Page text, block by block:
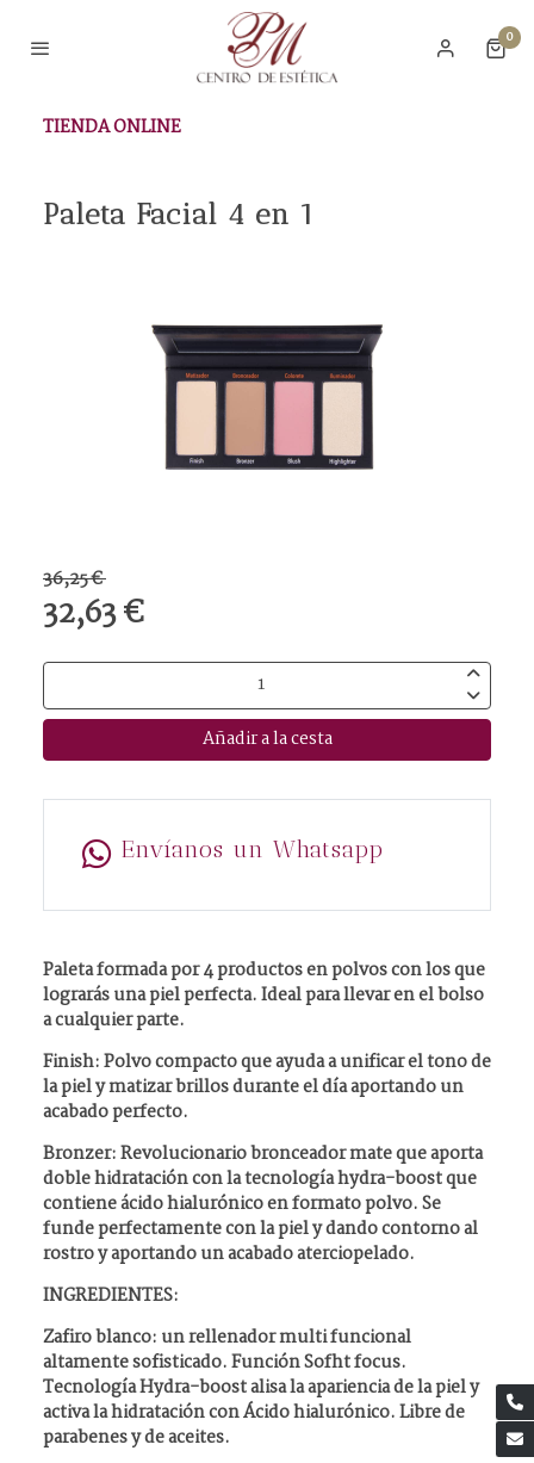
0
TIENDA ONLINE
Paleta Facial 4 en 1
36,25 €
32,63 €
Añadir a la cesta
Envíanos un Whatsapp
Paleta formada por 4 productos en polvos con los que
lograrás una piel perfecta. Ideal para llevar en el bolso
a cualquier parte.
Finish: Polvo compacto que ayuda a unificar el tono de
la piel y matizar brillos durante el día aportando un
acabado perfecto.
Bronzer: Revolucionario bronceador mate que aporta
doble hidratación con la tecnología hydra-boost que
contiene ácido hialurónico en formato polvo. Se
funde perfectamente con la piel y dando contorno al
rostro y aportando un acabado aterciopelado.
INGREDIENTES:
Zafiro blanco: un rellenador multi funcional
altamente sofisticado. Función Sofht focus.
Tecnología Hydra-boost alisa la apariencia de la piel y
activa la hidratación con Ácido hialurónico. Libre de
parabenes y de aceites.